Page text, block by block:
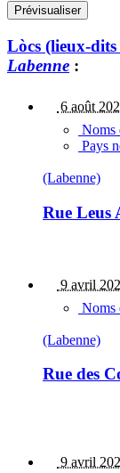
Lòcs (lieux-
Labenne :
6 août
Noms
Pays
(Labenne)
Rue Leus
9 avril
Noms
(Labenne)
Rue des
9 avril